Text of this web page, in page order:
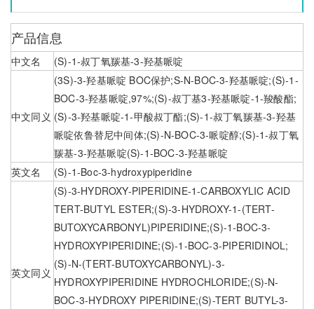
产品信息
中文名 (S)-1-叔丁氧羰基-3-羟基哌啶
中文同义
(3S)-3-羟基哌啶 BOC保护;S-N-BOC-3-羟基哌啶;(S)-1-
BOC-3-羟基哌啶,97%;(S)-叔丁基3-羟基哌啶-1-羧酸酯;
(S)-3-羟基哌啶-1-甲酸叔丁酯;(S)-1-叔丁氧羰基-3-羟基
哌啶依鲁替尼中间体;(S)-N-BOC-3-哌啶醇;(S)-1-叔丁氧
羰基-3-羟基哌啶(S)-1-BOC-3-羟基哌啶
英文名
(S)-1-Boc-3-hydroxypiperidine
英文同义
(S)-3-HYDROXY-PIPERIDINE-1-CARBOXYLIC ACID
TERT-BUTYL ESTER;(S)-3-HYDROXY-1-(TERT-
BUTOXYCARBONYL)PIPERIDINE;(S)-1-BOC-3-
HYDROXYPIPERIDINE;(S)-1-BOC-3-PIPERIDINOL;
(S)-N-(TERT-BUTOXYCARBONYL)-3-
HYDROXYPIPERIDINE HYDROCHLORIDE;(S)-N-
BOC-3-HYDROXY PIPERIDINE;(S)-TERT BUTYL-3-